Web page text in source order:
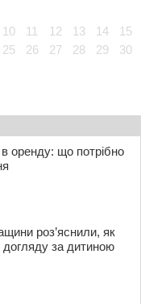
бронзу чемпіонату
зміни до договору
інтернату
з країни грузина,
10 11 12 13 14
15
25 26 27 28 29
30
оренду: що потрібно
роз’яснили, як
за дитиною